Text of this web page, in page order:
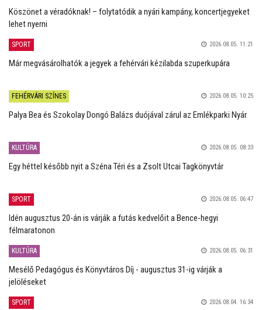
Köszönet a véradóknak! – folytatódik a nyári kampány, koncertjegyeket
lehet nyerni
SPORT 2026.08.05. 11:21
Már megvásárolhatók a jegyek a fehérvári kézilabda szuperkupára
FEHÉRVÁRI SZÍNES 2026.08.05. 10:25
Palya Bea és Szokolay Dongó Balázs duójával zárul az Emlékparki Nyár
KULTÚRA 2026.08.05. 08:33
Egy héttel később nyit a Széna Téri és a Zsolt Utcai Tagkönyvtár
SPORT 2026.08.05. 06:47
Idén augusztus 20-án is várják a futás kedvelőit a Bence-hegyi
félmaratonon
KULTÚRA 2026.08.05. 06:31
Mesélő Pedagógus és Könyvtáros Díj - augusztus 31-ig várják a
jelöléseket
SPORT 2026.08.04. 16:34